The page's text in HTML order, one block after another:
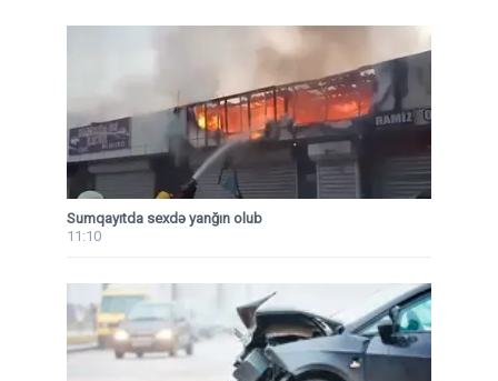
Sumqayıtda sexdə yanğın olub
11:10